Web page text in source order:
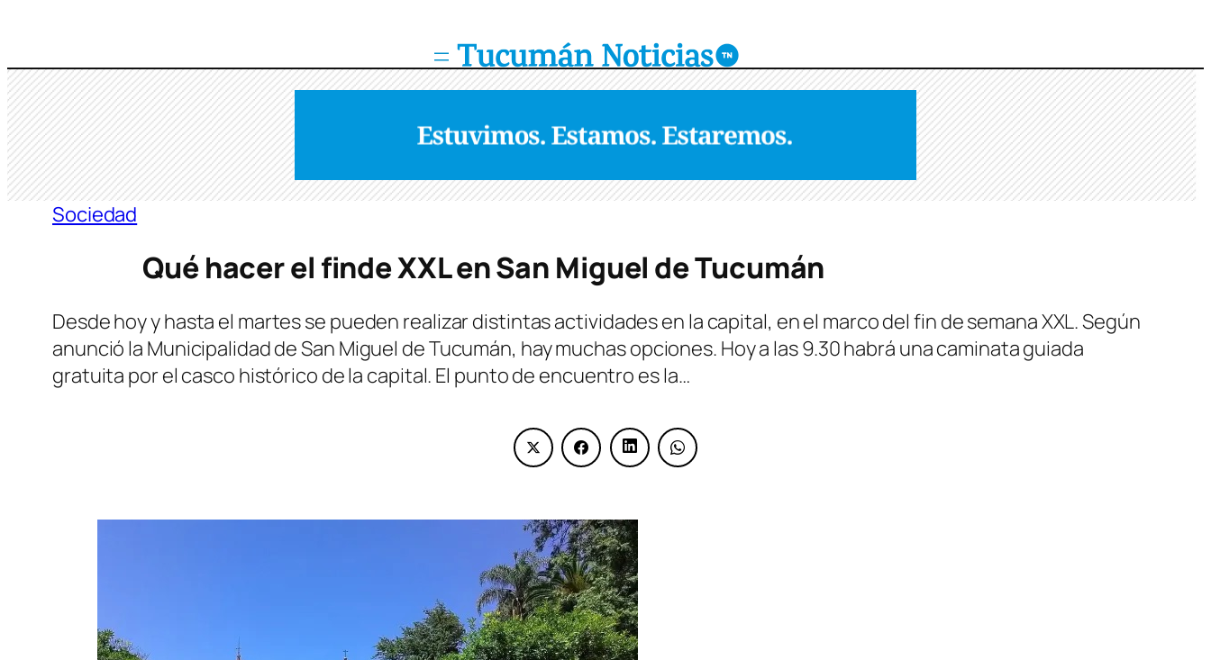
contenido
Sociedad
Qué hacer el finde XXL en San Miguel de Tucumán
Desde hoy y hasta el martes se pueden realizar distintas actividades en la capital, en el marco del fin de semana XXL. Según
anunció la Municipalidad de San Miguel de Tucumán, hay muchas opciones. Hoy a las 9.30 habrá una caminata guiada
gratuita por el casco histórico de la capital. El punto de encuentro es la…